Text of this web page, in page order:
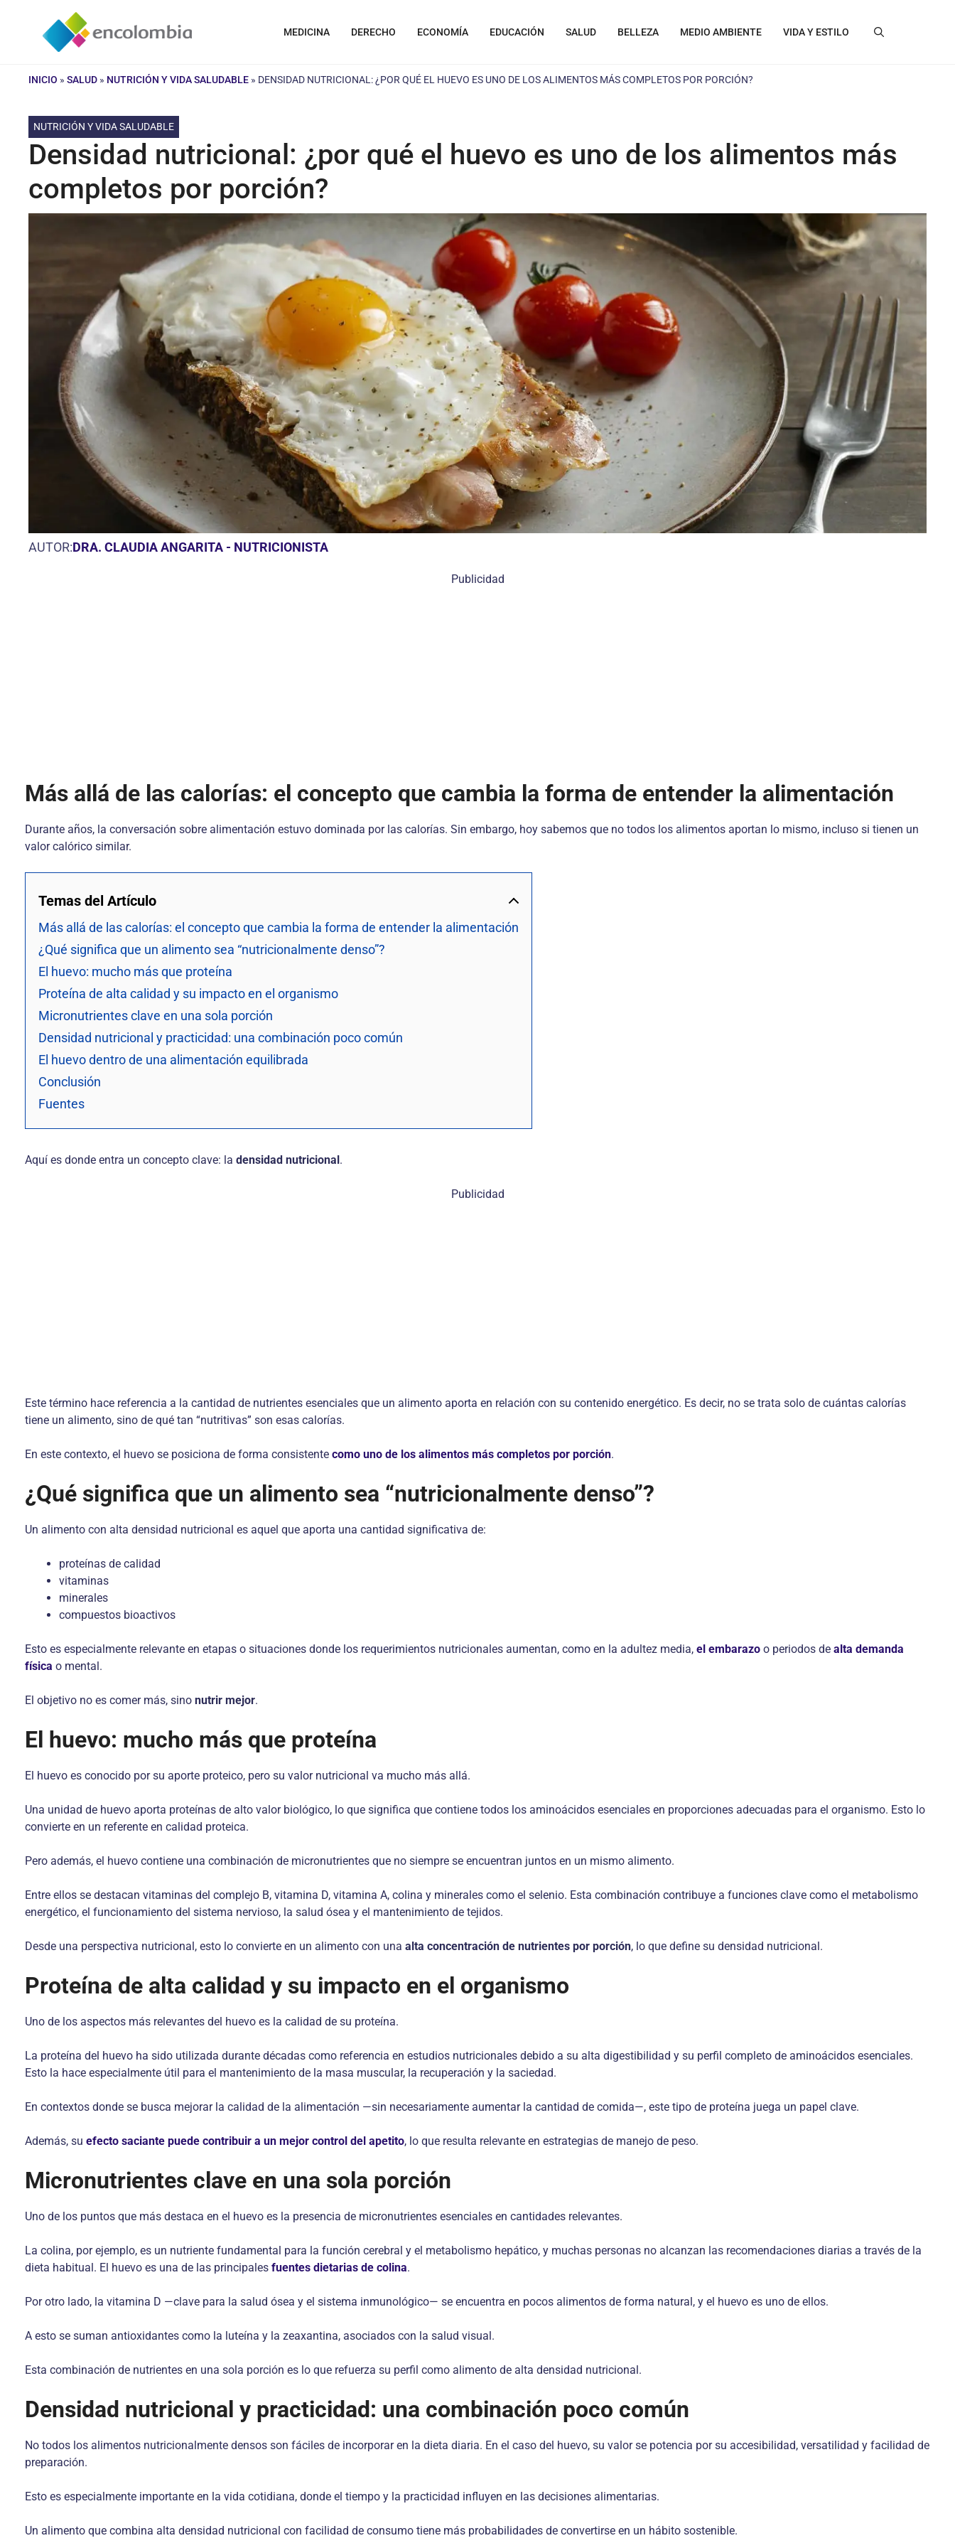
contenido
MEDICINA DERECHO ECONOMÍA EDUCACIÓN SALUD BELLEZA MEDIO AMBIENTE VIDA Y ESTILO
INICIO » SALUD » NUTRICIÓN Y VIDA SALUDABLE » DENSIDAD NUTRICIONAL: ¿POR QUÉ EL HUEVO ES UNO DE LOS ALIMENTOS MÁS COMPLETOS POR PORCIÓN?
NUTRICIÓN Y VIDA SALUDABLE
Densidad nutricional: ¿por qué el huevo es uno de los alimentos más
completos por porción?
AUTOR:DRA. CLAUDIA ANGARITA - NUTRICIONISTA
Publicidad
Más allá de las calorías: el concepto que cambia la forma de entender la alimentación
Durante años, la conversación sobre alimentación estuvo dominada por las calorías. Sin embargo, hoy sabemos que no todos los alimentos aportan lo mismo, incluso si tienen un
valor calórico similar.
Temas del Artículo
Más allá de las calorías: el concepto que cambia la forma de entender la alimentación
¿Qué significa que un alimento sea “nutricionalmente denso”?
El huevo: mucho más que proteína
Proteína de alta calidad y su impacto en el organismo
Micronutrientes clave en una sola porción
Densidad nutricional y practicidad: una combinación poco común
El huevo dentro de una alimentación equilibrada
Conclusión
Fuentes
Aquí es donde entra un concepto clave: la densidad nutricional.
Publicidad
Este término hace referencia a la cantidad de nutrientes esenciales que un alimento aporta en relación con su contenido energético. Es decir, no se trata solo de cuántas calorías
tiene un alimento, sino de qué tan “nutritivas” son esas calorías.
En este contexto, el huevo se posiciona de forma consistente como uno de los alimentos más completos por porción.
¿Qué significa que un alimento sea “nutricionalmente denso”?
Un alimento con alta densidad nutricional es aquel que aporta una cantidad significativa de:
proteínas de calidad
vitaminas
minerales
compuestos bioactivos
Esto es especialmente relevante en etapas o situaciones donde los requerimientos nutricionales aumentan, como en la adultez media, el embarazo o periodos de alta demanda
física o mental.
El objetivo no es comer más, sino nutrir mejor.
El huevo: mucho más que proteína
El huevo es conocido por su aporte proteico, pero su valor nutricional va mucho más allá.
Una unidad de huevo aporta proteínas de alto valor biológico, lo que significa que contiene todos los aminoácidos esenciales en proporciones adecuadas para el organismo. Esto lo
convierte en un referente en calidad proteica.
Pero además, el huevo contiene una combinación de micronutrientes que no siempre se encuentran juntos en un mismo alimento.
Entre ellos se destacan vitaminas del complejo B, vitamina D, vitamina A, colina y minerales como el selenio. Esta combinación contribuye a funciones clave como el metabolismo
energético, el funcionamiento del sistema nervioso, la salud ósea y el mantenimiento de tejidos.
Desde una perspectiva nutricional, esto lo convierte en un alimento con una alta concentración de nutrientes por porción, lo que define su densidad nutricional.
Proteína de alta calidad y su impacto en el organismo
Uno de los aspectos más relevantes del huevo es la calidad de su proteína.
La proteína del huevo ha sido utilizada durante décadas como referencia en estudios nutricionales debido a su alta digestibilidad y su perfil completo de aminoácidos esenciales.
Esto la hace especialmente útil para el mantenimiento de la masa muscular, la recuperación y la saciedad.
En contextos donde se busca mejorar la calidad de la alimentación —sin necesariamente aumentar la cantidad de comida—, este tipo de proteína juega un papel clave.
Además, su efecto saciante puede contribuir a un mejor control del apetito, lo que resulta relevante en estrategias de manejo de peso.
Micronutrientes clave en una sola porción
Uno de los puntos que más destaca en el huevo es la presencia de micronutrientes esenciales en cantidades relevantes.
La colina, por ejemplo, es un nutriente fundamental para la función cerebral y el metabolismo hepático, y muchas personas no alcanzan las recomendaciones diarias a través de la
dieta habitual. El huevo es una de las principales fuentes dietarias de colina.
Por otro lado, la vitamina D —clave para la salud ósea y el sistema inmunológico— se encuentra en pocos alimentos de forma natural, y el huevo es uno de ellos.
A esto se suman antioxidantes como la luteína y la zeaxantina, asociados con la salud visual.
Esta combinación de nutrientes en una sola porción es lo que refuerza su perfil como alimento de alta densidad nutricional.
Densidad nutricional y practicidad: una combinación poco común
No todos los alimentos nutricionalmente densos son fáciles de incorporar en la dieta diaria. En el caso del huevo, su valor se potencia por su accesibilidad, versatilidad y facilidad de
preparación.
Esto es especialmente importante en la vida cotidiana, donde el tiempo y la practicidad influyen en las decisiones alimentarias.
Un alimento que combina alta densidad nutricional con facilidad de consumo tiene más probabilidades de convertirse en un hábito sostenible.